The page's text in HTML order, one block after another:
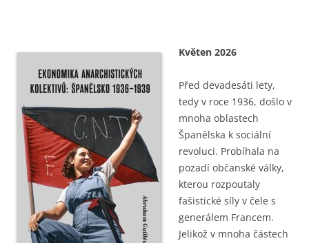
Květen 2026
Před devadesáti lety,
tedy v roce 1936, došlo v
mnoha oblastech
Španělska k sociální
revoluci. Probíhala na
pozadí občanské války,
kterou rozpoutaly
fašistické síly v čele s
generálem Francem.
Jelikož v mnoha částech